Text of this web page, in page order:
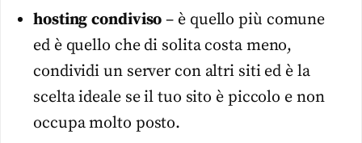
hosting condiviso – è quello più comune
ed è quello che di solita costa meno,
condividi un server con altri siti ed è la
scelta ideale se il tuo sito è piccolo e non
occupa molto posto.